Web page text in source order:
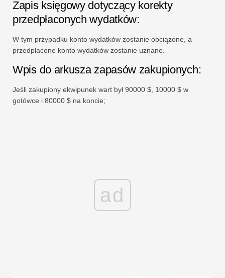
Zapis księgowy dotyczący korekty
przedpłaconych wydatków:
W tym przypadku konto wydatków zostanie obciążone, a
przedpłacone konto wydatków zostanie uznane.
Wpis do arkusza zapasów zakupionych:
Jeśli zakupiony ekwipunek wart był 90000 $, 10000 $ w
gotówce i 80000 $ na koncie;
ad